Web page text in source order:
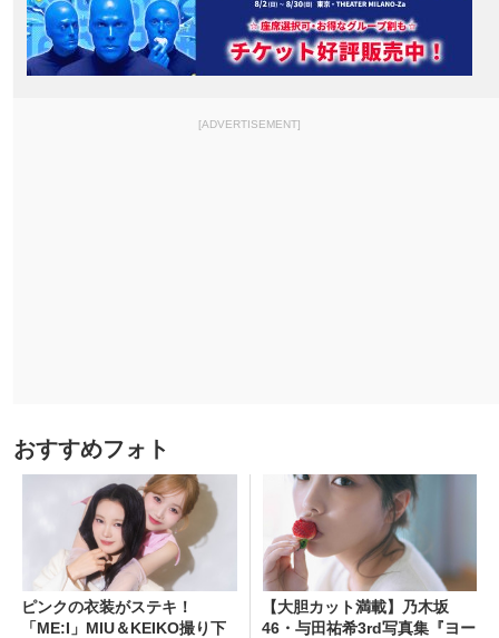
[ADVERTISEMENT]
おすすめフォト
ピンクの衣装がステキ！
「ME:I」MIU＆KEIKO撮り下
【大胆カット満載】乃木坂
46・与田祐希3rd写真集『ヨー